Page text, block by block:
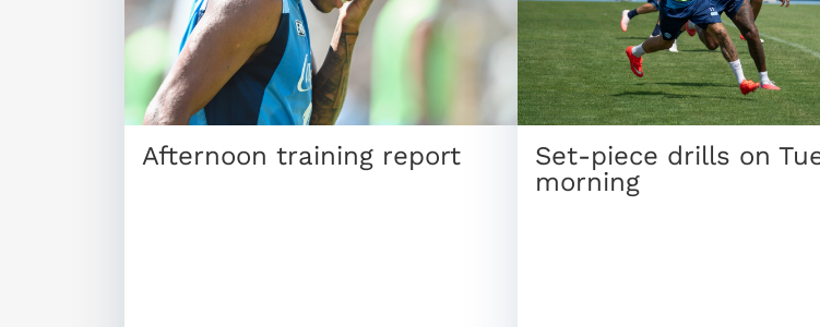
Afternoon training report
Set-piece drills on
morning